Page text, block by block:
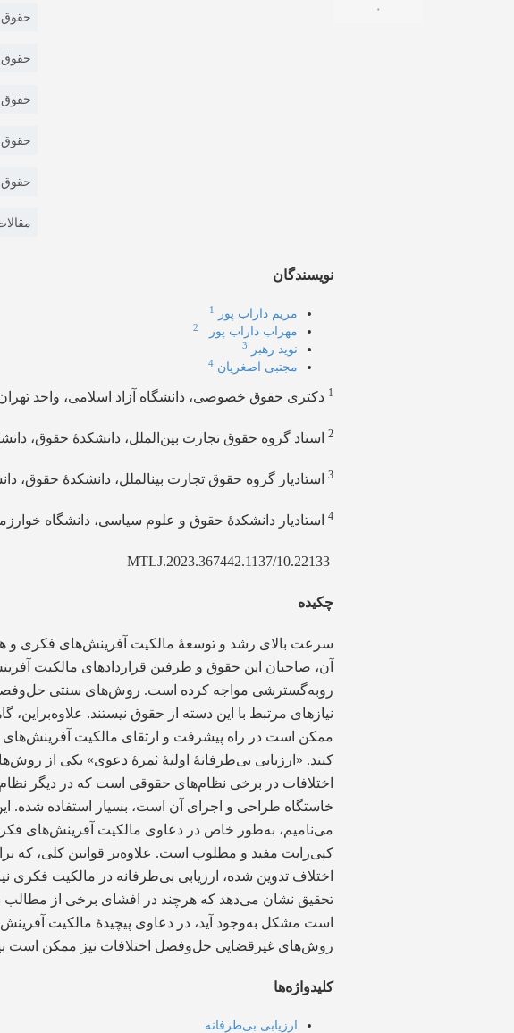
۰
حقوق
حقوق
حقوق
حقوق
حقوق
نویسندگان
مریم داراب پور 1
مهراب داراب پور 2
نوید رهبر 3
مجتبی اصغریان 4
1 دکتری حقوق خصوصی، دانشگاه آزاد اسلامی، واحد
2 استاد گروه حقوق تجارت بین‌الملل، دانشکدۀ حقوق،
3 استادیار گروه حقوق تجارت بینالملل، دانشکدۀ حقوق،
4 استادیار دانشکدۀ حقوق و علوم سیاسی، دانشگاه
چکیده
سرعت بالای رشد و توسعۀ مالکیت آفرینش‌های فکری و
آن، صاحبان این حقوق و طرفین قراردادهای مالکیت
روبه‌گسترشی مواجه کرده است. روش‌های سنتی حل‌وفصل
نیازهای مرتبط با این دسته از حقوق نیستند.
ممکن است در راه پیشرفت و ارتقای مالکیت
کنند. «ارزیابی بی‌طرفانۀ اولیۀ ثمرۀ دعوی» یکی از
اختلافات در برخی نظام‌های حقوقی است که در دیگر
خاستگاه طراحی و اجرای آن است، بسیار استفاده شده.
می‌نامیم، به‌طور خاص در دعاوی مالکیت آفرینش‌های
کپی‌رایت مفید و مطلوب است. علاوه‌بر قوانین کلی، که
اختلاف تدوین شده، ارزیابی بی‌طرفانه در مالکیت فکری
تحقیق نشان می‌دهد که هرچند در افشای برخی از
است مشکل به‌وجود آید، در دعاوی پیچیدۀ مالکیت
روش‌های غیرقضایی حل‌وفصل اختلافات نیز ممکن است
کلیدواژه‌ها
ارزیابی بی‌طرفانه